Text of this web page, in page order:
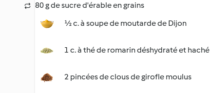
80 g de sucre d'érable en grains
½ c. à soupe de moutarde de Dijon
1 c. à thé de romarin déshydraté et haché
2 pincées de clous de girofle moulus